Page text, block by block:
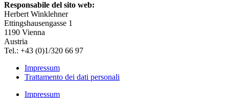
Responsabile del sito web:
Herbert Winklehner
Ettingshausengasse 1
1190 Vienna
Austria
Tel.: +43 (0)1/320 66 97
Impressum
Trattamento dei dati personali
Impressum